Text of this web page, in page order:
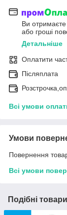
Ви
або гроші
Детальніше
Оплатити
Післяплата
Всі умови
Умови
Повернення
Всі умови
Подібні